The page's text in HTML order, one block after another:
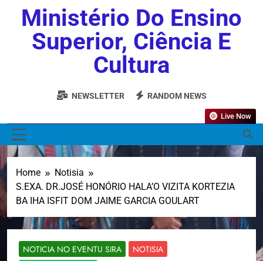
Ministério Do Ensino
Superior, Ciência E
Cultura
NEWSLETTER RANDOM NEWS
Live Now
Home
Notisia
S.EXA. DR.JOSÉ HONÓRIO HALA’O VIZITA KORTEZIA
BA IHA ISFIT DOM JAIME GARCIA GOULART
NOTICIA NO EVENTU SIRA
NOTISIA